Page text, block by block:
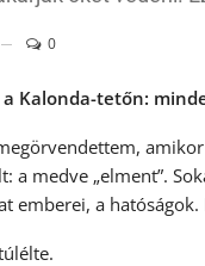
0
Kalonda-tetőn:
a medve „elment”.
emberei, a